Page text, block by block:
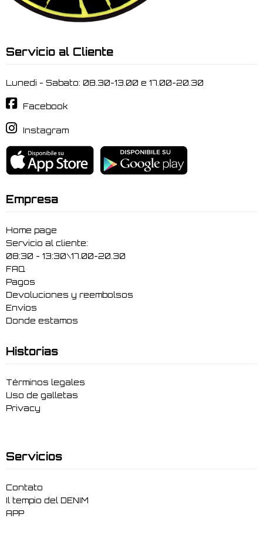
Servicio al Cliente
Lunedi - Sabato: 08.30-13.00 e 17.00-20.30
Facebook
Instagram
Empresa
Home page
Servicio al cliente:
08:30 - 13:30\17.00-20.30
FAQ
Pagos
Devoluciones y reembolsos
Envíos
Donde estamos
Historias
Términos legales
Uso de galletas
Privacy
Servicios
Contato
Il tempio del DENIM
APP